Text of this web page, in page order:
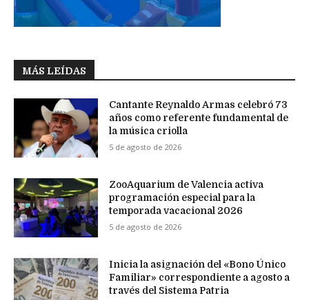
MÁS LEÍDAS
Cantante Reynaldo Armas celebró 73
años como referente fundamental de
la música criolla
5 de agosto de 2026
ZooAquarium de Valencia activa
programación especial para la
temporada vacacional 2026
5 de agosto de 2026
Inicia la asignación del «Bono Único
Familiar» correspondiente a agosto a
través del Sistema Patria